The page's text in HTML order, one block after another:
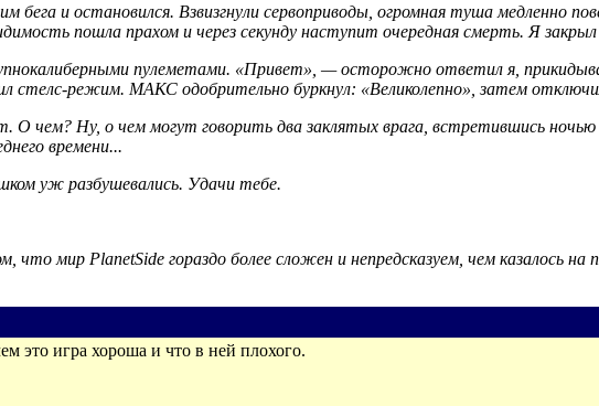
и остановился. Взвизгнули сервоприводы, огромная туша медленно
пошла прахом и через секунду наступит очередная смерть. Я закрыл
пулеметами. «Привет», — осторожно ответил я,
стелс-режим. МАКС одобрительно буркнул: «Великолепно», затем
чем? Ну, о чем могут говорить два заклятых врага, встретившись
времени...
уж разбушевались. Удачи тебе.
мир PlanetSide гораздо более сложен и непредсказуем, чем казалось на
это игра хороша и что в ней плохого.